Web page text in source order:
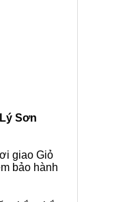
Lý Sơn
giao Giỏ
bảo hành